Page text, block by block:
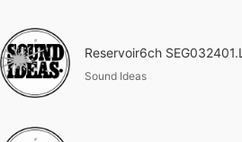
Reservoir6ch SEG032401.L
Sound Ideas